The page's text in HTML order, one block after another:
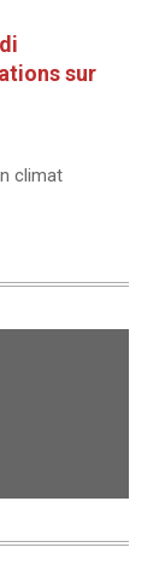
sur
climat